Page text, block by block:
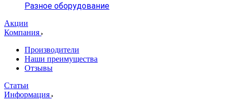
Разное оборудование
Акции
Компания
Производители
Наши преимущества
Отзывы
Статьи
Информация